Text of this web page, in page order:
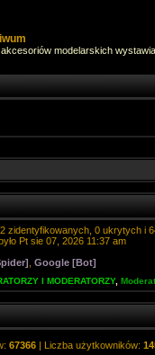
modelarskich
zidentyfikowanych, 0 ukrytych i
Pt sie 07, 2026 11:37 am
Google [Bot]
I MODERATORZY,
67366 | Liczba użytkowników: